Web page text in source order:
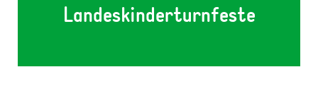
Landeskinderturnfeste